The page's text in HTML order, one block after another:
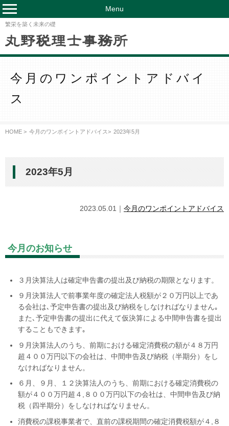
繁栄を築く未来の礎
Menu
今月のワンポイントアドバイ
ス
HOME > 今月のワンポイントアドバイス> 2023年5月
2023年5月
2023.05.01｜ 今月のワンポイントアドバイス
今月のお知らせ
３月決算法人は確定申告書の提出及び納税の期限となります。
９月決算法人で前事業年度の確定法人税額が２０万円以上であ
る会社は､予定申告書の提出及び納税をしなければなりません｡
また､予定申告書の提出に代えて仮決算による中間申告書を提出
することもできます｡
９月決算法人のうち、前期における確定消費税の額が４８万円
超４００万円以下の会社は、中間申告及び納税（半期分）をし
なければなりません。
６月、９月、１２決算法人のうち、前期における確定消費税の
額が４００万円超４
８００万円以下の会社は、中間申告及び納
税（四半期分）をしなければなりません。
消費税の課税事業者で、直前の課税期間の確定消費税額が４,８